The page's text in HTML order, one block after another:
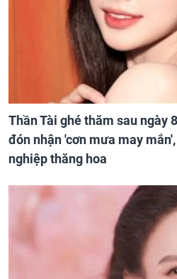
Thần Tài ghé thăm sau ngày
đón nhận 'cơn mưa may
nghiệp thăng hoa